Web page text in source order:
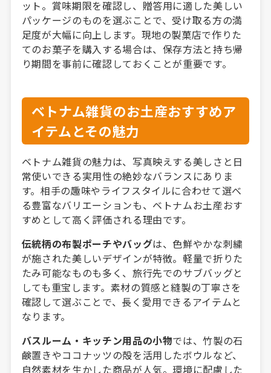
ット。賞味期限を確認し、贈答用に適した美しい
パッケージのものを選ぶことで、受け取る方の満
足度が大幅に向上します。現地の製菓店で作りた
てのお菓子を購入する場合は、保存方法と持ち帰
り期間を事前に確認しておくことが重要です。
ベトナム雑貨のお土産おすすめア
イテムとその魅力
ベトナム雑貨の魅力は、写真映えする美しさと日
常使いできる実用性の絶妙なバランスにありま
す。相手の趣味やライフスタイルに合わせて選べ
る豊富なバリエーションも、ベトナムお土産おす
すめとして高く評価される理由です。
伝統柄の布製ポーチやバッグは、色鮮やかな刺繍
が施された美しいデザインが特徴。軽量で折りた
たみ可能なものも多く、旅行先でのサブバッグと
しても重宝します。素材の質感と縫製の丁寧さを
確認して選ぶことで、長く愛用できるアイテムと
なります。
バスルーム・キッチン用品の小物では、竹製の石
鹸置きやココナッツの殻を活用したボウルなど、
自然素材を生かした商品が人気。環境に配慮した